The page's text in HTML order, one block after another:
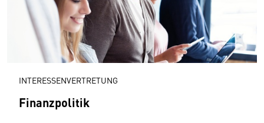
INTERESSENVERTRETUNG
Finanzpolitik